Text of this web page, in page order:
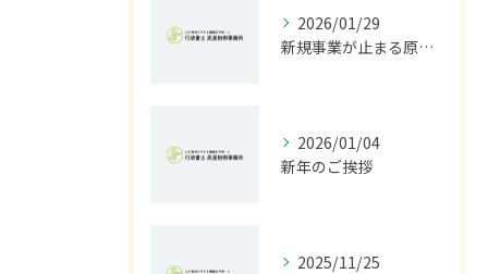
2026/01/29
新規事業が止まる原因は法規制｜開発前に行うべきリスク診断とは
2026/01/04
新年のご挨拶
2025/11/25